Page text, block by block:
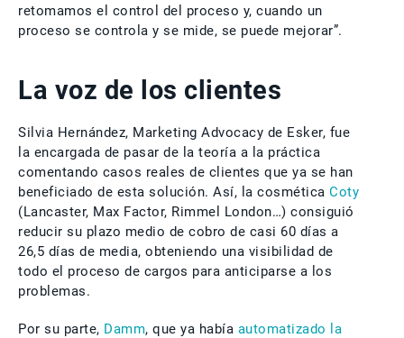
retomamos el control del proceso y, cuando un
proceso se controla y se mide, se puede mejorar”.
La voz de los clientes
Silvia Hernández, Marketing Advocacy de Esker, fue
la encargada de pasar de la teoría a la práctica
comentando casos reales de clientes que ya se han
beneficiado de esta solución. Así, la cosmética Coty
(Lancaster, Max Factor, Rimmel London…) consiguió
reducir su plazo medio de cobro de casi 60 días a
26,5 días de media, obteniendo una visibilidad de
todo el proceso de cargos para anticiparse a los
problemas.
Por su parte, Damm, que ya había automatizado la